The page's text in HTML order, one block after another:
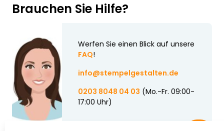
Brauchen Sie Hilfe?
Werfen Sie einen Blick auf unsere
FAQ!
info@stempelgestalten.de
0203 8048 04 03 (Mo.-Fr. 09:00-
17:00 Uhr)